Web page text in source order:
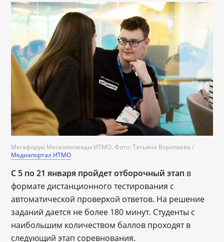
Мегафорум Мегаолмпиады ИТМО. Фото: Татьяна Воропаева /
Медиапортал ИТМО
С 5 по 21 января пройдет отборочный этап в
формате дистанционного тестирования с
автоматической проверкой ответов. На решение
заданий дается не более 180 минут. Студенты с
наибольшим количеством баллов проходят в
следующий этап соревнования.